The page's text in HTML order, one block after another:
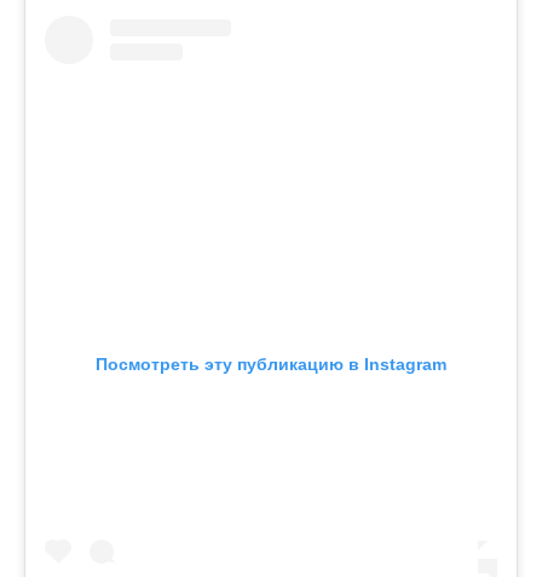
Посмотреть эту публикацию в Instagram